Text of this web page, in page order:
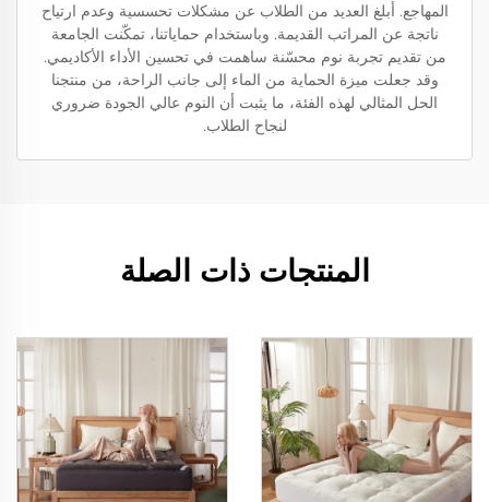
المهاجع. أبلغ العديد من الطلاب عن مشكلات تحسسية وعدم ارتياح
ناتجة عن المراتب القديمة. وباستخدام حماياتنا، تمكّنت الجامعة
من تقديم تجربة نوم محسّنة ساهمت في تحسين الأداء الأكاديمي.
وقد جعلت ميزة الحماية من الماء إلى جانب الراحة، من منتجنا
الحل المثالي لهذه الفئة، ما يثبت أن النوم عالي الجودة ضروري
لنجاح الطلاب.
المنتجات ذات الصلة